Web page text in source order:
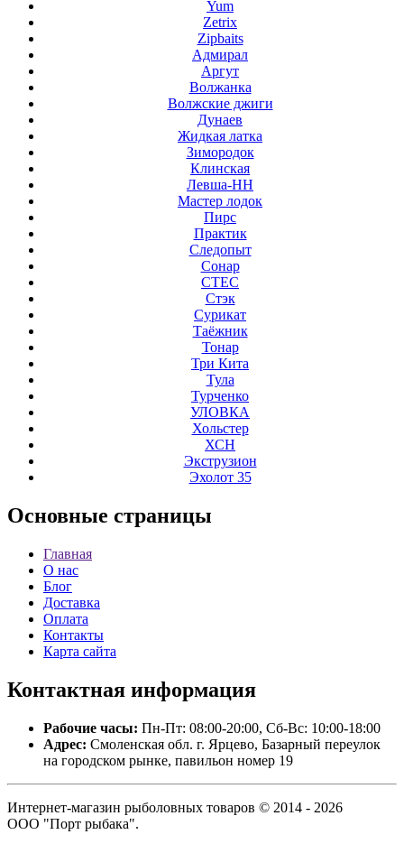
Yum
Zetrix
Zipbaits
Адмирал
Аргут
Волжанка
Волжские джиги
Дунаев
Жидкая латка
Зимородок
Клинская
Левша-НН
Мастер лодок
Пирс
Практик
Следопыт
Сонар
СТЕС
Стэк
Сурикат
Таёжник
Тонар
Три Кита
Тула
Турченко
УЛОВКА
Хольстер
ХСН
Экструзион
Эхолот 35
Основные страницы
Главная
О нас
Блог
Доставка
Оплата
Контакты
Карта сайта
Контактная информация
Рабочие часы: Пн-Пт: 08:00-20:00, Сб-Вс: 10:00-18:00
Адрес: Смоленская обл. г. Ярцево, Базарный переулок
на городском рынке, павильон номер 19
Интернет-магазин рыболовных товаров © 2014 - 2026
ООО "Порт рыбака".